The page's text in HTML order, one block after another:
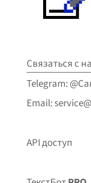
Связаться с
Telegram:
Email:
API доступ